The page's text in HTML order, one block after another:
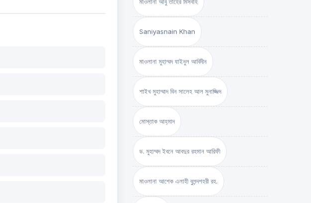
Saniyasnain Khan
মাওলানা মুহাম্মদ যাইনুল আবিদীন
শাইখ মুহাম্মাদ বিন সালেহ আল মুনাজ্জিদ
মোস্তাক আহ্‌মাদ
ড. মুহাম্মদ ইবনে আবদুর রহমান আরিফী
মাওলানা আশেক এলাহী বুলন্দশহরী রহ.